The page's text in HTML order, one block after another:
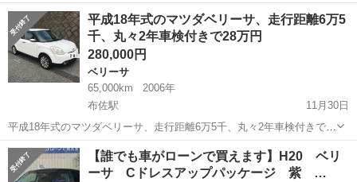
名： マツダ ■ 車種名： ベリーサ ■ グレード名： スタイリッ
シュＶ スマートキー キーレス 基本装備 エアコン パワーステ
アリング パ...
埼玉 比企郡 ベリーサ
平成18年式のマツダベリーサ、走行距離6万5
千、丸々2年車検付きで28万円
280,000円
ベリーサ
65,000km
2006年
布佐駅
11月30日
平成18年式のマツダベリーサ、走行距離6万5千、丸々2年車検付きで
28万円です。現車を確認するのは大歓迎です。場所は成田線の東我孫
子駅です。よろしくお願いします。
千葉 我孫子市 布佐駅 ベリーサ
【誰でも車がローンで買えます】H20 ベリ
ーサ Cドレスアップパッケージ 紫 …